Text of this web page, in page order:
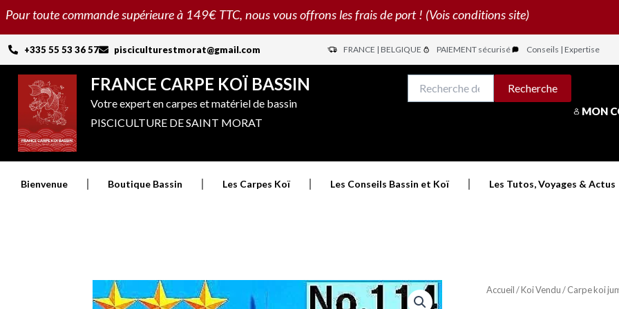
Aller
contenu
Pour toute commande supérieure à 149€ TTC, nous vous offrons les frais de port ! (Vois conditions site)
+335 55 53 36 57 pisciculturestmorat@gmail.com FRANCE | BELGIQUE PAIEMENT sécurisé Conseils | Expertise
FRANCE CARPE KOÏ BASSIN
Votre expert en carpes et matériel de bassin
PISCICULTURE DE SAINT MORAT
pour :
Recherche
MON
Bienvenue Boutique Bassin Les Carpes Koï Les Conseils Bassin et Koï Les Tutos, Voyages & Actus
Accueil/Koi Vendu/ Carpe koi